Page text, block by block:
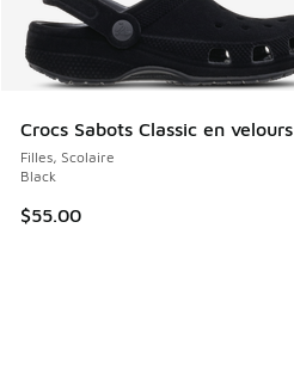
Crocs Sabots Classic en velours
Filles, Scolaire
Black
$55.00